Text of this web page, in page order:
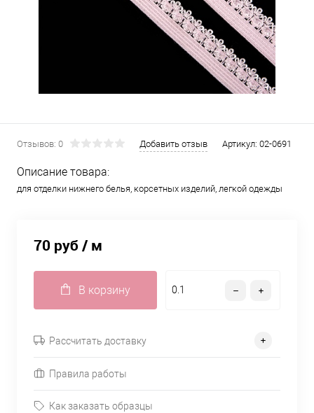
Отзывов: 0 Добавить отзыв Артикул: 02-0691
Описание товара:
для отделки нижнего белья, корсетных изделий, легкой одежды
70 руб/ м
В корзину
Рассчитать доставку
Правила работы
Как заказать образцы